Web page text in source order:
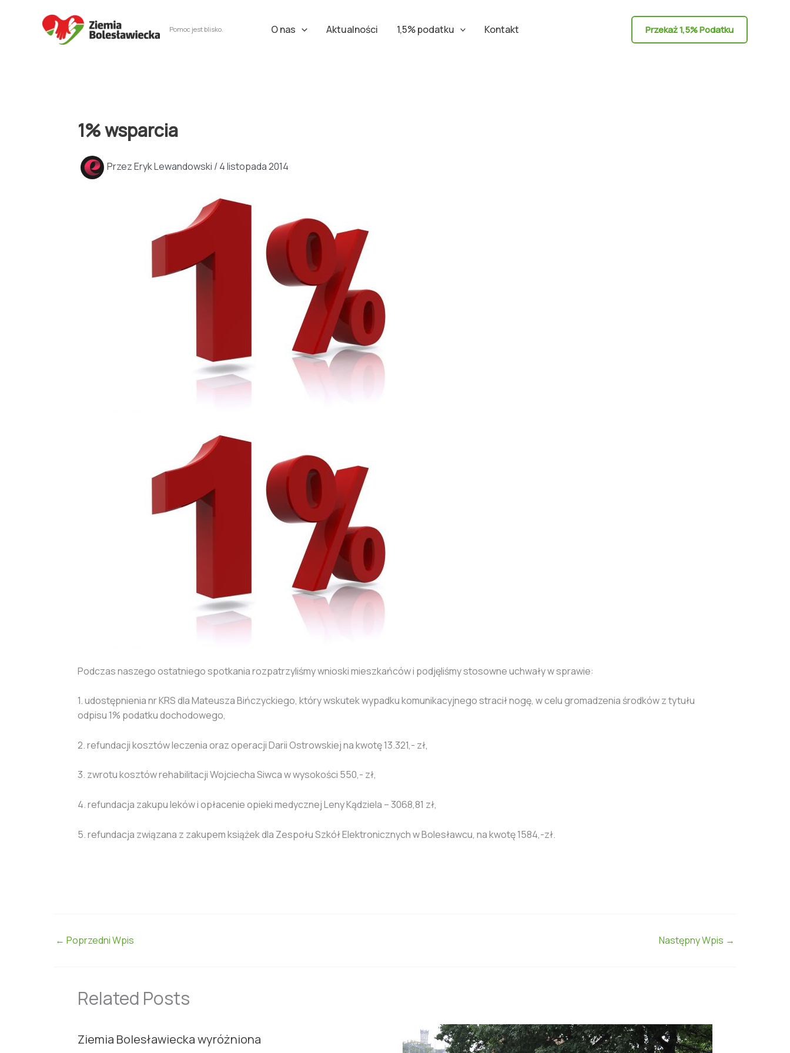
Pomoc jest blisko. O nas Aktualności 1,5% podatku Kontakt Przekaż 1,5% Podatku
1% wsparcia
PrzezEryk Lewandowski / 4 listopada 2014
Podczas naszego ostatniego spotkania rozpatrzyliśmy wnioski mieszkańców i podjęliśmy stosowne uchwały w sprawie:
1. udostępnienia nr KRS dla Mateusza Bińczyckiego, który wskutek wypadku komunikacyjnego stracił nogę, w celu gromadzenia środków z tytułu
odpisu 1% podatku dochodowego,
2. refundacji kosztów leczenia oraz operacji Darii Ostrowskiej na kwotę 13.321,- zł,
3. zwrotu kosztów rehabilitacji Wojciecha Siwca w wysokości 550,- zł,
4. refundacja zakupu leków i opłacenie opieki medycznej Leny Kądziela – 3068,81 zł,
5. refundacja związana z zakupem książek dla Zespołu Szkół Elektronicznych w Bolesławcu, na kwotę 1584,-zł.
← Poprzedni Wpis Następny Wpis →
Related Posts
Ziemia Bolesławiecka wyróżniona